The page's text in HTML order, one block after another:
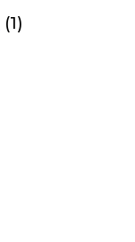
(1)